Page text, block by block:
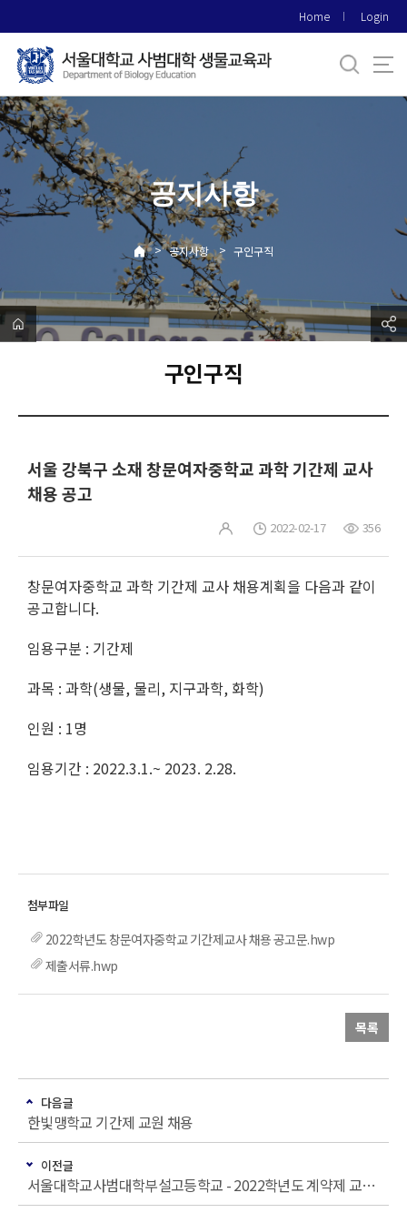
로
메
뉴
Home Login
공지사항
> 공지사항 > 구인구직
구인구직
서울 강북구 소재 창문여자중학교 과학 기간제 교사
채용 공고
2022-02-17 356
창문여자중학교 과학 기간제 교사 채용계획을 다음과 같이
공고합니다.
임용구분 : 기간제
과목 : 과학(생물, 물리, 지구과학, 화학)
인원 : 1명
임용기간 : 2022.3.1.~ 2023. 2.28.
2022학년도 창문여자중학교 기간제교사 채용 공고문.hwp
제출서류.hwp
목록
다음글
한빛맹학교 기간제 교원 채용
이전글
서울대학교사범대학부설고등학교 - 2022학년도 계약제 교원 채용 공고(3차)